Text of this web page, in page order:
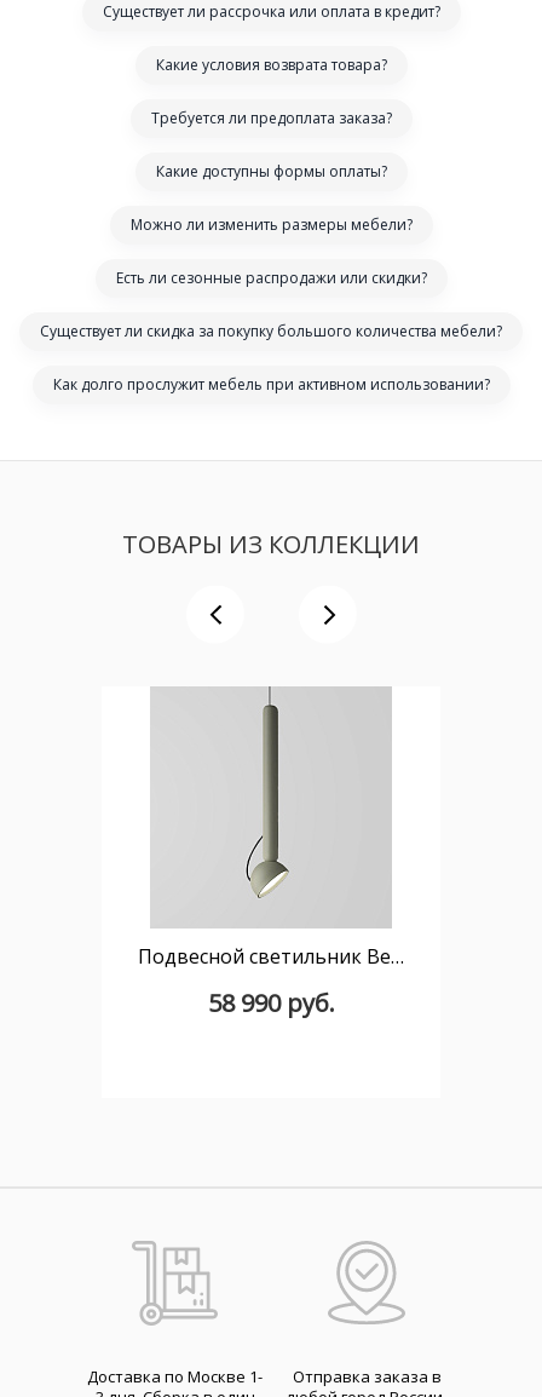
Существует ли рассрочка или оплата в кредит?
Какие условия возврата товара?
Требуется ли предоплата заказа?
Какие доступны формы оплаты?
Можно ли изменить размеры мебели?
Есть ли сезонные распродажи или скидки?
Существует ли скидка за покупку большого количества мебели?
Как долго прослужит мебель при активном использовании?
ТОВАРЫ ИЗ КОЛЛЕКЦИИ
Подвесной светильник Berry S
58 990 руб.
Доставка по Москве 1-
Отправка заказа в